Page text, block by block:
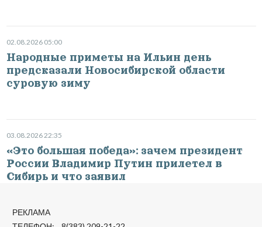
02.08.2026 05:00
Народные приметы на Ильин день
предсказали Новосибирской области
суровую зиму
03.08.2026 22:35
«Это большая победа»: зачем президент
России Владимир Путин прилетел в
Сибирь и что заявил
РЕКЛАМА